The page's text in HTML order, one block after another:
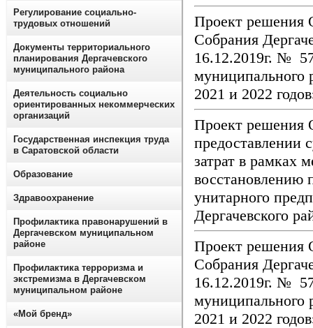
Проект решения
Собрания
16.12.2019г. №
муниципального
2021 и 2022
Проект решения
предоставлении
затрат в рамках
восстановлению
унитарного
Дергачевского
Проект решения
Собрания
16.12.2019г. №
муниципального
2021 и 2022
Регулирование социально-
трудовых отношений
Документы территориального
планирования Дергачевского
муниципального района
Деятельность социально
ориентированных некоммерческих
организаций
Государственная инспекция труда
в Саратовской области
Образование
Здравоохранение
Профилактика правонарушений в
Дергачевском муниципальном
районе
Профилактика терроризма и
экстремизма в Дергачевском
муниципальном районе
«Мой бренд»